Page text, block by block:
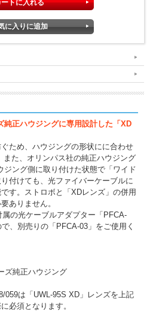
純正ハウジングに専用設計した「XD
ため、ハウジングの形状にに合わせ
また、オリンパス社の純正ハウジング
ジング側に取り付けた状態で「ワイド
付けても、光ファイバーケーブルに
す。ストロボと「XDレンズ」の併用
ありません。
の光ケーブルアダプター「PFCA-
、別売りの「PFCA-03」をご使用く
ズ純正ハウジング
059は「UWL-95S XD」レンズを上記
必須となります。